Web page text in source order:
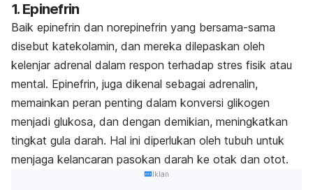
1. Epinefrin
Baik epinefrin dan norepinefrin yang bersama-sama
disebut katekolamin, dan mereka dilepaskan oleh
kelenjar adrenal dalam respon terhadap stres fisik atau
mental. Epinefrin, juga dikenal sebagai adrenalin,
memainkan peran penting dalam konversi glikogen
menjadi glukosa, dan dengan demikian, meningkatkan
tingkat gula darah. Hal ini diperlukan oleh tubuh untuk
menjaga kelancaran pasokan darah ke otak dan otot.
Iklan